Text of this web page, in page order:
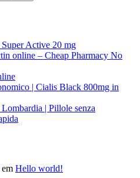
Active 20 mg
online – Cheap Pharmacy No
| Cialis Black 800mg in
| Pillole senza
em Hello world!